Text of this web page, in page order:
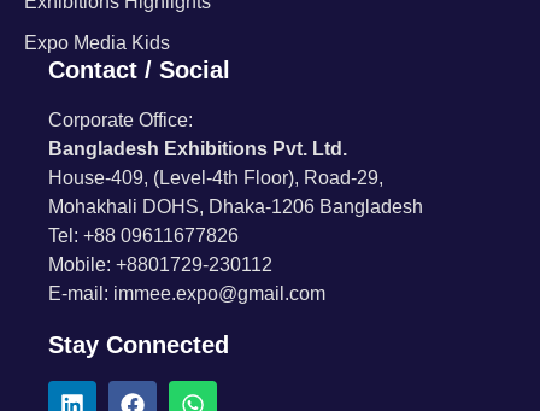
Expo Media Kids
Contact / Social
Corporate Office:
Bangladesh Exhibitions Pvt. Ltd.
House-409, (Level-4th Floor), Road-29,
Mohakhali DOHS, Dhaka-1206 Bangladesh
Tel: +88 09611677826
Mobile: +8801729-230112
E-mail: immee.expo@gmail.com
Stay Connected